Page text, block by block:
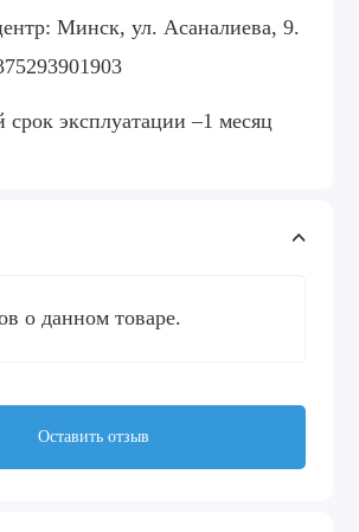
Минск, ул. Асаналиева, 9.
эксплуатации –1 месяц
о данном товаре.
Оставить отзыв